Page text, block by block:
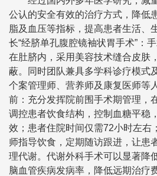
公认的安全有效的治疗方式，降低
脂及血压等指标，提高患者生活、
长“经脐单孔腹腔镜袖状胃手术”：
在肚脐内，采用美容技术缝合皮肤
蔽。同时团队兼具多学科诊疗模式
个案管理师、营养师及康复医师等
前：充分发挥院前围手术期管理，
调控患者饮食结构，控制血糖平稳
效；患者住院时间仅需72小时左右
师指导饮食，定期随访跟进，让患
理代谢。代谢外科手术可以显著降
脑血管疾病发病率，降低远期治疗